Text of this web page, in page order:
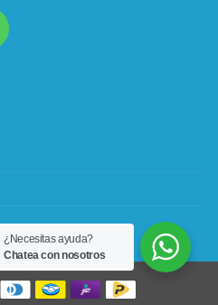
¿Necesitas ayuda?
Chatea con nosotros